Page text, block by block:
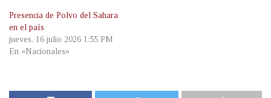
Presencia de Polvo del Sahara
en el país
jueves, 16 julio 2026 1:55 PM
En «Nacionales»